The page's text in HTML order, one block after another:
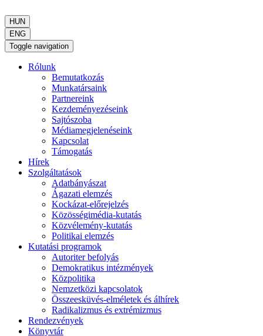
HUN
ENG
Toggle navigation
Rólunk
Bemutatkozás
Munkatársaink
Partnereink
Kezdeményezéseink
Sajtószoba
Médiamegjelenéseink
Kapcsolat
Támogatás
Hírek
Szolgáltatások
Adatbányászat
Ágazati elemzés
Kockázat-előrejelzés
Közösségimédia-kutatás
Közvélemény-kutatás
Politikai elemzés
Kutatási programok
Autoriter befolyás
Demokratikus intézmények
Közpolitika
Nemzetközi kapcsolatok
Összeesküvés-elméletek és álhírek
Radikalizmus és extrémizmus
Rendezvények
Könyvtár